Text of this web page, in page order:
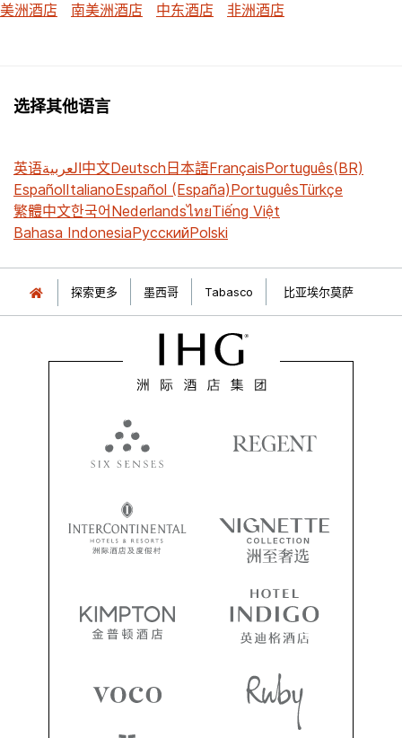
美洲酒店
南美洲酒店 中东酒店 非洲酒店
选择其他语言
英语العربية中文Deutsch 日本語FrançaisPortuguês(BR)
EspañolItalianoEspañol (España)PortuguêsTürkçe
繁體中文한국어 NederlandsไทยTiếng Việt
Bahasa IndonesiaРусскийPolski
探索更多 墨西哥 Tabasco 比亚埃尔莫萨